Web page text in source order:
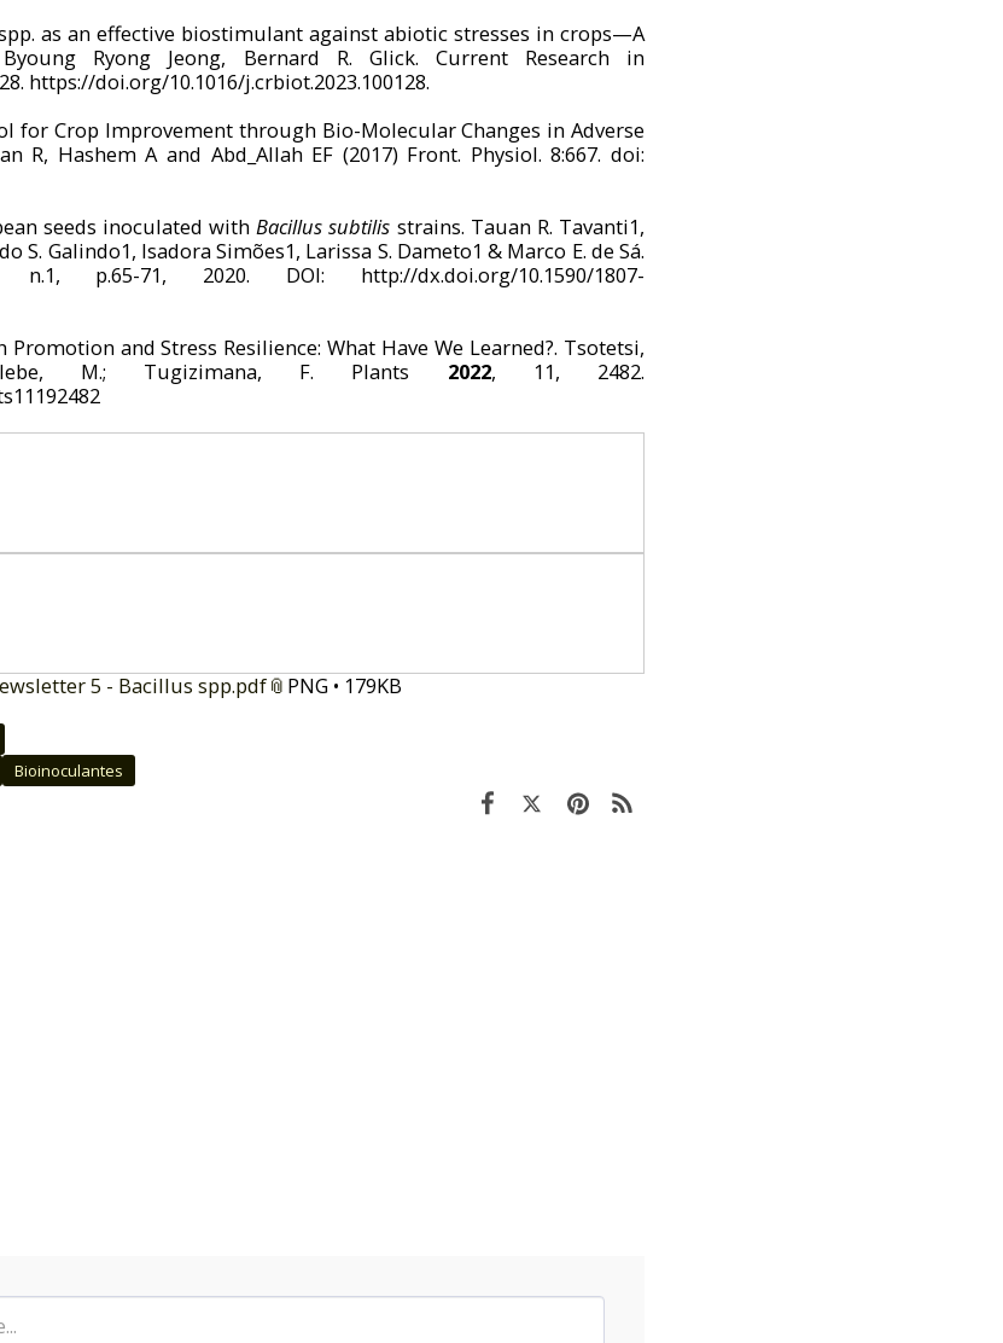
as an effective biostimulant against abiotic stresses in crops—A
Ryong Jeong, Bernard R. Glick. Current Research in
https://doi.org/10.1016/j.crbiot.2023.100128.
for Crop Improvement through Bio-Molecular Changes in Adverse
R, Hashem A and Abd_Allah EF (2017) Front. Physiol. 8:667. doi:
seeds inoculated withBacillus subtilis strains. Tauan R. Tavanti1,
S. Galindo1, Isadora Simões1, Larissa S. Dameto1 & Marco E. de Sá.
p.65-71, 2020. DOI: http://dx.doi.org/10.1590/1807-
and Stress Resilience: What Have We Learned?. Tsotetsi,
M.; Tugizimana, F. Plants 2022, 11, 2482.
5 - Bacillus spp.pdf PNG • 179KB
Bioinoculantes